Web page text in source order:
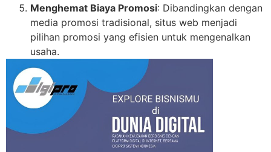
Menghemat Biaya Promosi: Dibandingkan dengan
media promosi tradisional, situs web menjadi
pilihan promosi yang efisien untuk mengenalkan
usaha.